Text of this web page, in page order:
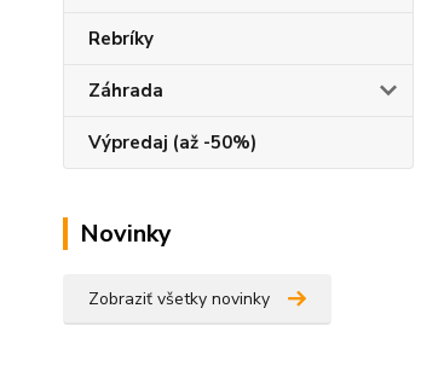
Rebríky
Záhrada
Výpredaj (až -50%)
Novinky
Zobraziť všetky novinky